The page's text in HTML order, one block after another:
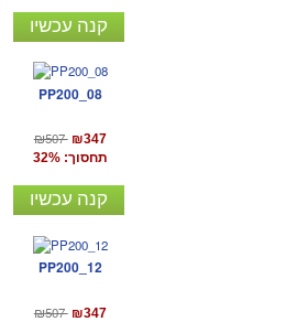
קנה עכשיו
PP200_08
₪507 ₪347
תחסוך: 32%
קנה עכשיו
PP200_12
₪507 ₪347